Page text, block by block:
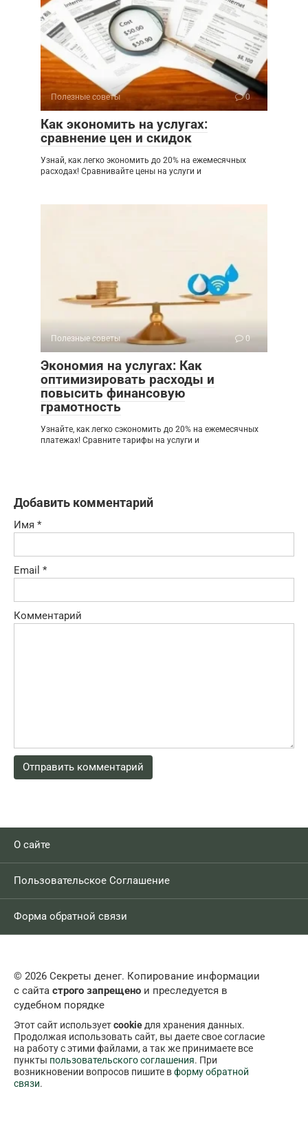
Полезные советы 0
Как экономить на услугах:
сравнение цен и скидок
Узнай, как легко экономить до 20% на ежемесячных
расходах! Сравнивайте цены на услуги и
Полезные советы 0
Экономия на услугах: Как
оптимизировать расходы и
повысить финансовую
грамотность
Узнайте, как легко сэкономить до 20% на ежемесячных
платежах! Сравните тарифы на услуги и
Добавить комментарий
Имя *
Email *
Комментарий
О сайте
Пользовательское Соглашение
Форма обратной связи
© 2026 Секреты денег. Копирование информации
с сайта строго запрещено и преследуется в
судебном порядке
Этот сайт используетcookieдля хранения данных.
Продолжая использовать сайт, вы даете свое согласие
на работу с этими файлами, а так же принимаете все
пункты пользовательского соглашения. При
возникновении вопросов пишите вформу обратной
связи.